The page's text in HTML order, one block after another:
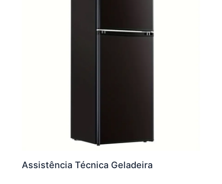
Assistência Técnica Geladeira